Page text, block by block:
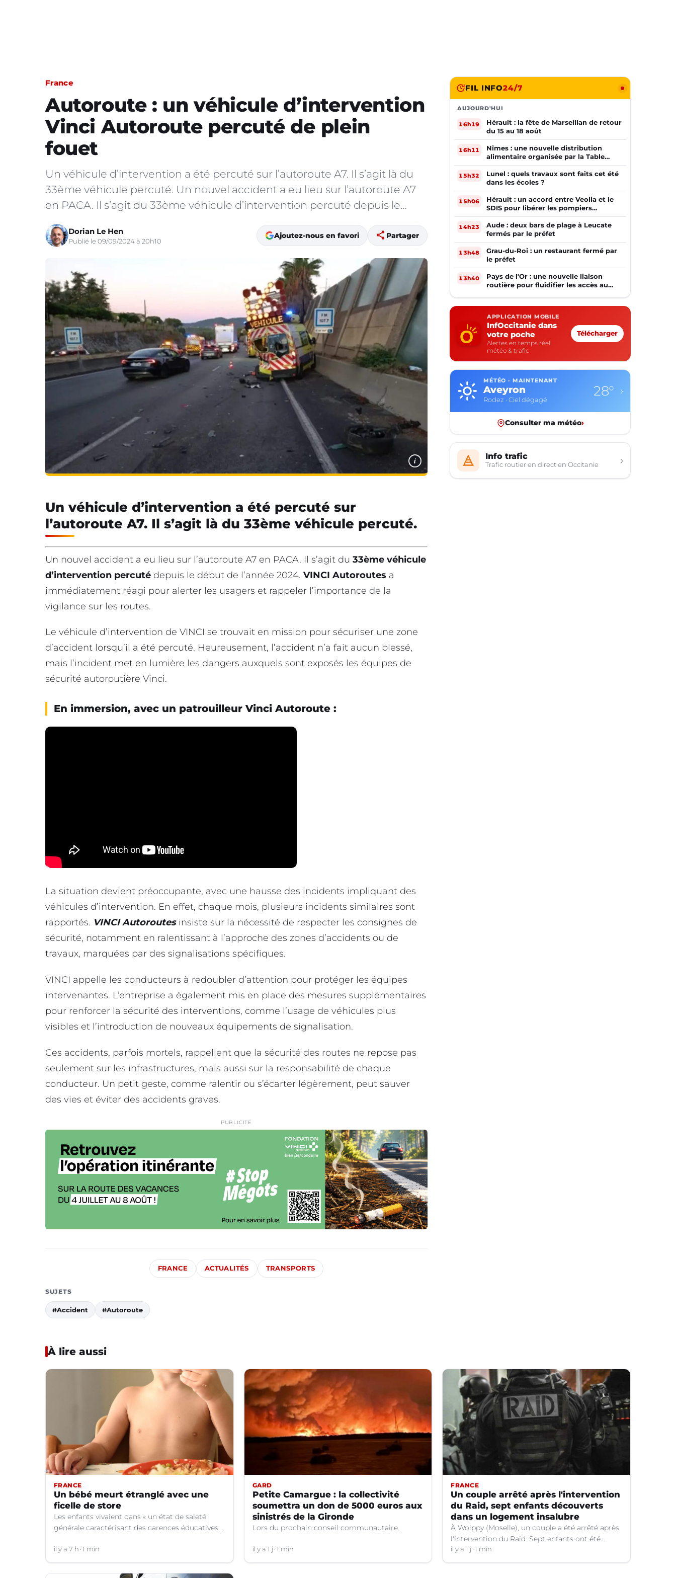
France
Autoroute : un véhicule d’intervention
Vinci Autoroute percuté de plein
fouet
Un véhicule d’intervention a été percuté sur l’autoroute A7. Il s’agit là du
33ème véhicule percuté. Un nouvel accident a eu lieu sur l’autoroute A7
en PACA. Il s’agit du 33ème véhicule d’intervention percuté depuis le…
Dorian Le Hen
Publié le 09/09/2024 à 20h10
Ajoutez-nous en favori share Partager
i
Un véhicule d’intervention a été percuté sur
l’autoroute A7. Il s’agit là du 33ème véhicule percuté.
Un nouvel accident a eu lieu sur l’autoroute A7 en PACA. Il s’agit du 33ème véhicule
d’intervention percuté depuis le début de l’année 2024. VINCI Autoroutes a
immédiatement réagi pour alerter les usagers et rappeler l’importance de la
vigilance sur les routes.
Le véhicule d’intervention de VINCI se trouvait en mission pour sécuriser une zone
d’accident lorsqu’il a été percuté. Heureusement, l’accident n’a fait aucun blessé,
mais l’incident met en lumière les dangers auxquels sont exposés les équipes de
sécurité autoroutière Vinci.
En immersion, avec un patrouilleur Vinci Autoroute :
La situation devient préoccupante, avec une hausse des incidents impliquant des
véhicules d’intervention. En effet, chaque mois, plusieurs incidents similaires sont
rapportés. VINCI Autoroutesinsiste sur la nécessité de respecter les consignes de
sécurité, notamment en ralentissant à l’approche des zones d’accidents ou de
travaux, marquées par des signalisations spécifiques.
VINCI appelle les conducteurs à redoubler d’attention pour protéger les équipes
intervenantes. L’entreprise a également mis en place des mesures supplémentaires
pour renforcer la sécurité des interventions, comme l’usage de véhicules plus
visibles et l’introduction de nouveaux équipements de signalisation.
Ces accidents, parfois mortels, rappellent que la sécurité des routes ne repose pas
seulement sur les infrastructures, mais aussi sur la responsabilité de chaque
conducteur. Un petit geste, comme ralentir ou s’écarter légèrement, peut sauver
des vies et éviter des accidents graves.
PUBLICITÉ
FRANCE ACTUALITÉS TRANSPORTS
SUJETS
#Accident #Autoroute
FIL INFO24/7
AUJOURD'HUI
16h19
Hérault : la fête de Marseillan de retour
du 15 au 18 août
16h11
Nîmes : une nouvelle distribution
alimentaire organisée par la Table
Ouverte
15h32
Lunel : quels travaux sont faits cet été
dans les écoles ?
15h06
Hérault : un accord entre Veolia et le
SDIS pour libérer les pompiers
volontaires
14h23
Aude : deux bars de plage à Leucate
fermés par le préfet
13h48
Grau-du-Roi : un restaurant fermé par
le préfet
13h40
Pays de l'Or : une nouvelle liaison
routière pour fluidifier les accès au
APPLICATION MOBILE
InfOccitanie dans
votre poche
Alertes en temps réel,
météo & trafic
Télécharger
MÉTÉO · MAINTENANT
Aveyron
Rodez · Ciel dégagé
28° ›
Consulter ma météo›
Info trafic
Trafic routier en direct en Occitanie ›
À lire aussi
FRANCE
Un bébé meurt étranglé avec une
ficelle de store
Les enfants vivaient dans « un état de saleté
générale caractérisant des carences éducatives »,
il y a 7 h 1 min
GARD
Petite Camargue : la collectivité
soumettra un don de 5000 euros aux
sinistrés de la Gironde
Lors du prochain conseil communautaire.
il y a 1 j 1 min
FRANCE
Un couple arrêté après l'intervention
du Raid, sept enfants découverts
dans un logement insalubre
À Woippy (Moselle), un couple a été arrêté après
l'intervention du Raid. Sept enfants ont été
trouvés dans un logement insalubre.
il y a 1 j 1 min